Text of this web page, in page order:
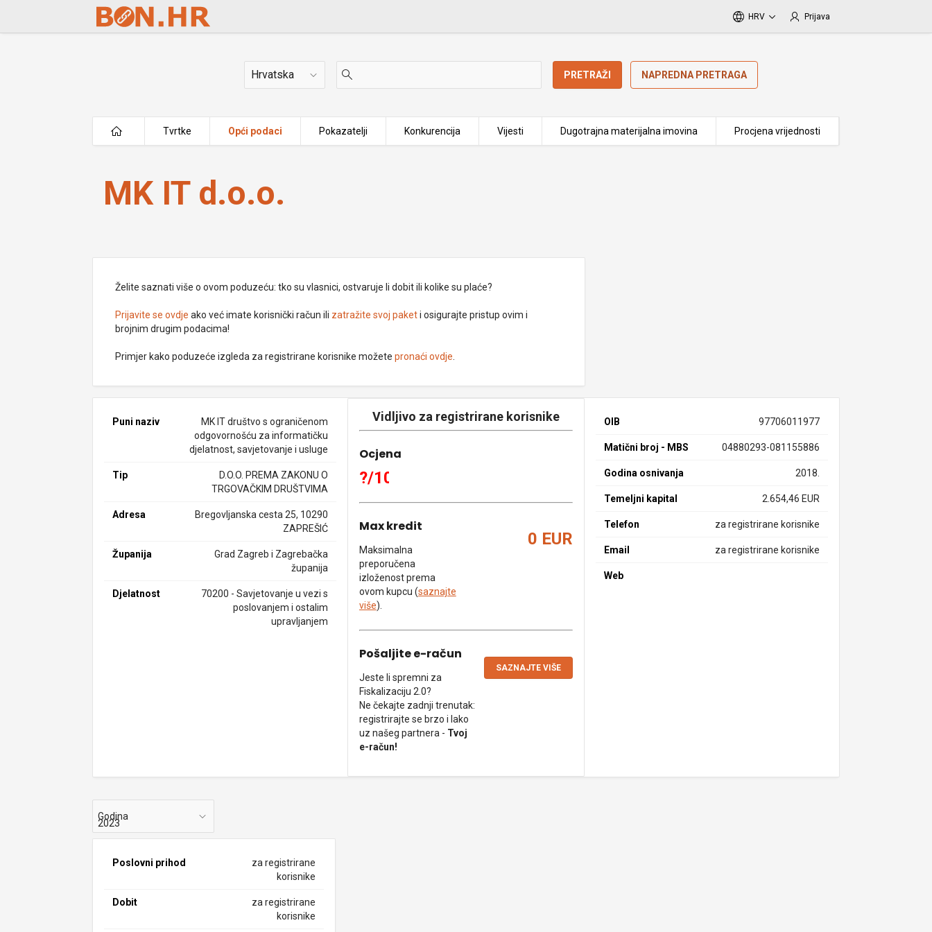
Skip to Main Content
HRV Prijava
Država PRETRAŽI NAPREDNA PRETRAGA
Tvrtke Opći podaci Pokazatelji Konkurencija Vijesti Dugotrajna materijalna imovina Procjena vrijednosti
MK IT d.o.o.
MK IT d.o.o.
Želite saznati više o ovom poduzeću: tko su vlasnici, ostvaruje li dobit ili kolike su plaće?
Prijavite se ovdje ako već imate korisnički račun ili zatražite svoj paketi osigurajte pristup ovim i
brojnim drugim podacima!
Primjer kako poduzeće izgleda za registrirane korisnike možetepronaći ovdje
Puni naziv
MK IT društvo s ograničenom
odgovornošću za informatičku
djelatnost, savjetovanje i usluge
Tip
D.O.O. PREMA ZAKONU O
TRGOVAČKIM DRUŠTVIMA
Adresa
Bregovljanska cesta 25, 10290
ZAPREŠIĆ
Županija
Grad Zagreb i Zagrebačka
županija
Djelatnost
70200 - Savjetovanje u vezi s
poslovanjem i ostalim
upravljanjem
Vidljivo za registrirane korisnike
Ocjena
?/10
Max kredit
Maksimalna
preporučena
izloženost prema
ovom kupcu (saznajte
više).
0 EUR
Pošaljite e-račun
Jeste li spremni za
Fiskalizaciju 2.0?
Ne čekajte zadnji trenutak:
registrirajte se brzo i lako
uz našeg partnera - Tvoj
e-račun!
SAZNAJTE VIŠE
OIB 97706011977
Matični broj - MBS 04880293-081155886
Godina osnivanja 2018.
Temeljni kapital 2.654,46 EUR
Telefon za registrirane korisnike
Email za registrirane korisnike
Web
Godina
Poslovni prihod
za registrirane
korisnike
Dobit
za registrirane
korisnike